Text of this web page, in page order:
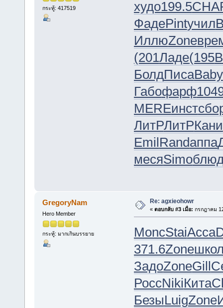
กระทู้: 417519 худо199.5
ФадеPintучил
ИллюZone
(201Ладе(195
БолдПисаBaby
Габофарф
MEREинст
ЛитРЛитРКани
EmilRandаппа
месяSimo
GregoryNam
Hero Member
กระทู้: มากเกินบรรยาย
Re: agxieohowr
« ตอบกลับ #3 เมื่อ: กรกฎาคม
MoncStaiAcca
371.6Zone
ЗадоZoneGill
РоссNikiКита
БезыLuigZone